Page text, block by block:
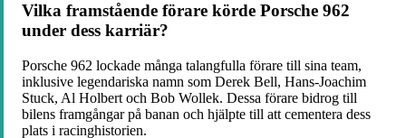
Vilka framstående förare körde Porsche 962
under dess karriär?
Porsche 962 lockade många talangfulla förare till sina team,
inklusive legendariska namn som Derek Bell, Hans-Joachim
Stuck, Al Holbert och Bob Wollek. Dessa förare bidrog till
bilens framgångar på banan och hjälpte till att cementera dess
plats i racinghistorien.